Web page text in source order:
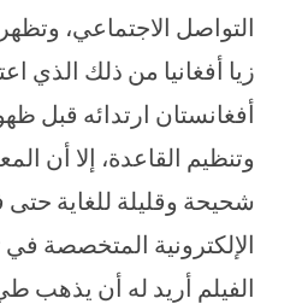
التواصل الاجتماعي،
زيا أفغانيا من ذلك الذي
أفغانستان ارتدائه قبل
وتنظيم القاعدة، إلا أن
شحيحة وقليلة للغاية حتى
الإلكترونية المتخصصة في
الفيلم أريد له أن يذهب